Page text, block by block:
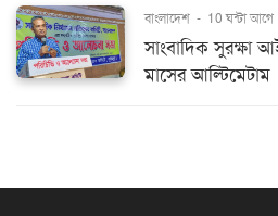
বাংলাদেশ - 10 ঘন্টা আগে
সাংবাদিক সুরক্ষা
মাসের আল্টিমেটাম